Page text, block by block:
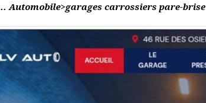
.. Automobile>garages carrossiers pare-brise